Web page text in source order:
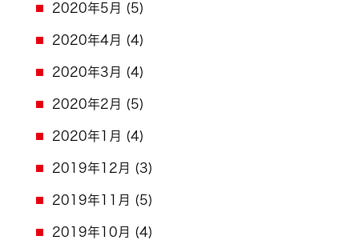
2020年5月 (5)
2020年4月 (4)
2020年3月 (4)
2020年2月 (5)
2020年1月 (4)
2019年12月 (3)
2019年11月 (5)
2019年10月 (4)